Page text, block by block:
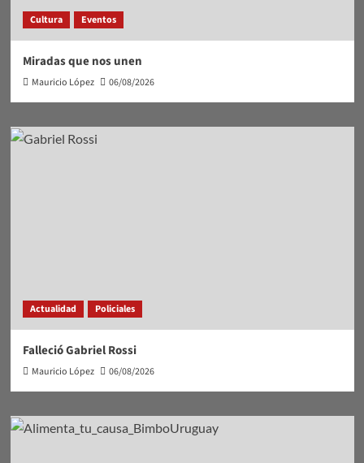
Cultura Eventos
Miradas que nos unen
Mauricio López 06/08/2026
Actualidad Policiales
Falleció Gabriel Rossi
Mauricio López 06/08/2026